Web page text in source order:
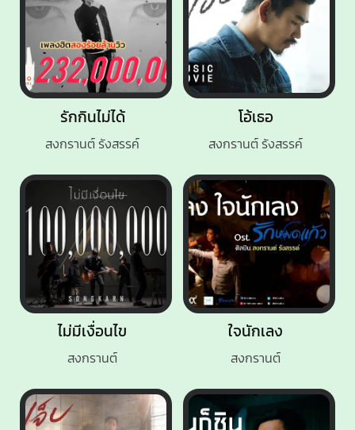
รักกินไม่ได้
สงกรานต์ รังสรรค์
โอ้เธอ
สงกรานต์ รังสรรค์
ไม่มีเงื่อนไข
สงกรานต์
ใจนักเลง
สงกรานต์